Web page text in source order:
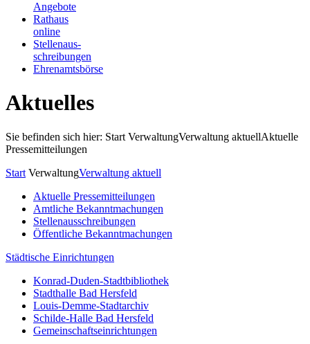
Angebote
Rathaus
online
Stellenaus-
schreibungen
Ehrenamtsbörse
Aktuelles
Sie befinden sich hier: Start VerwaltungVerwaltung aktuellAktuelle
Pressemitteilungen
Start VerwaltungVerwaltung aktuell
Aktuelle Pressemitteilungen
Amtliche Bekanntmachungen
Stellenausschreibungen
Öffentliche Bekanntmachungen
Städtische Einrichtungen
Konrad-Duden-Stadtbibliothek
Stadthalle Bad Hersfeld
Louis-Demme-Stadtarchiv
Schilde-Halle Bad Hersfeld
Gemeinschaftseinrichtungen